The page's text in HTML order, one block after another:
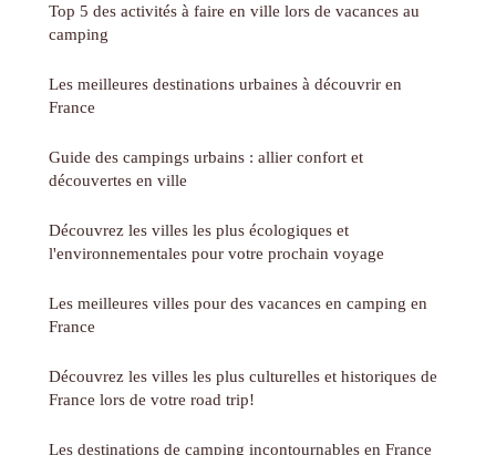
Top 5 des activités à faire en ville lors de vacances au
camping
Les meilleures destinations urbaines à découvrir en
France
Guide des campings urbains : allier confort et
découvertes en ville
Découvrez les villes les plus écologiques et
l'environnementales pour votre prochain voyage
Les meilleures villes pour des vacances en camping en
France
Découvrez les villes les plus culturelles et historiques de
France lors de votre road trip!
Les destinations de camping incontournables en France